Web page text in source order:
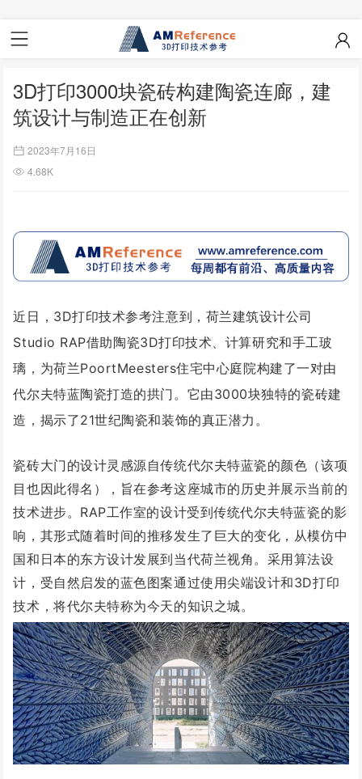
3D打印3000块瓷砖构建陶瓷连廊，建
筑设计与制造正在创新
2023年7月16日
4.68K
近日，3D打印技术参考注意到，荷兰建筑设计公司
Studio RAP借助陶瓷3D打印技术、计算研究和手工玻
璃，为荷兰PoortMeesters住宅中心庭院构建了一对由
代尔夫特蓝陶瓷打造的拱门。它由3000块独特的瓷砖建
造，揭示了21世纪陶瓷和装饰的真正潜力。
瓷砖大门的设计灵感源自传统代尔夫特蓝瓷的颜色（该项
目也因此得名），旨在参考这座城市的历史并展示当前的
技术进步。RAP工作室的设计受到传统代尔夫特蓝瓷的影
响，其形式随着时间的推移发生了巨大的变化，从模仿中
国和日本的东方设计发展到当代荷兰视角。采用算法设
计，受自然启发的蓝色图案通过使用尖端设计和3D打印
技术，将代尔夫特称为今天的知识之城。